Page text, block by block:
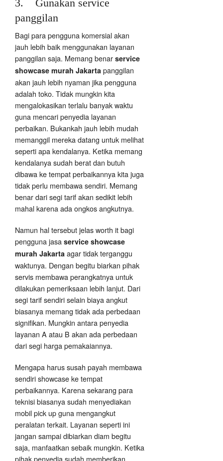
3. Gunakan service
panggilan
Bagi para pengguna komersial akan
jauh lebih baik menggunakan layanan
panggilan saja. Memang benar service
showcase murah Jakarta panggilan
akan jauh lebih nyaman jika pengguna
adalah toko. Tidak mungkin kita
mengalokasikan terlalu banyak waktu
guna mencari penyedia layanan
perbaikan. Bukankah jauh lebih mudah
memanggil mereka datang untuk melihat
seperti apa kendalanya. Ketika memang
kendalanya sudah berat dan butuh
dibawa ke tempat perbaikannya kita juga
tidak perlu membawa sendiri. Memang
benar dari segi tarif akan sedikit lebih
mahal karena ada ongkos angkutnya.
Namun hal tersebut jelas worth it bagi
pengguna jasa service showcase
murah Jakarta agar tidak terganggu
waktunya. Dengan begitu biarkan pihak
servis membawa perangkatnya untuk
dilakukan pemeriksaan lebih lanjut. Dari
segi tarif sendiri selain biaya angkut
biasanya memang tidak ada perbedaan
signifikan. Mungkin antara penyedia
layanan A atau B akan ada perbedaan
dari segi harga pemakaiannya.
Mengapa harus susah payah membawa
sendiri showcase ke tempat
perbaikannya. Karena sekarang para
teknisi biasanya sudah menyediakan
mobil pick up guna mengangkut
peralatan terkait. Layanan seperti ini
jangan sampai dibiarkan diam begitu
saja, manfaatkan sebaik mungkin. Ketika
pihak penyedia sudah memberikan